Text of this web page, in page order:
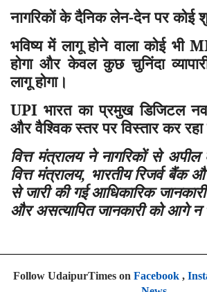
नागरिकों के दैनिक लेन-देन पर कोई
भविष्य में लागू होने वाला कोई भी
होगा और केवल कुछ चुनिंदा
लागू होगा।
UPI भारत का प्रमुख डिजिटल
और वैश्विक स्तर पर विस्तार कर
वित्त मंत्रालय ने नागरिकों से
वित्त मंत्रालय, भारतीय रिजर्व
से जारी की गई आधिकारिक
और असत्यापित जानकारी को आगे
Follow UdaipurTimes on Facebook,